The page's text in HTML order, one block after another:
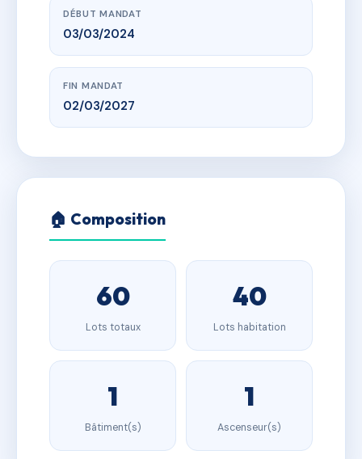
DÉBUT MANDAT
03/03/2024
FIN MANDAT
02/03/2027
🏠 Composition
60
Lots totaux
40
Lots habitation
1
Bâtiment(s)
1
Ascenseur(s)